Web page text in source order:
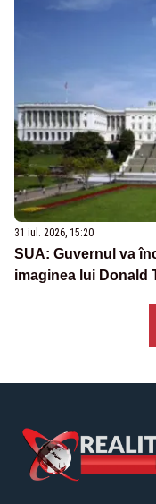
31 iul. 2026, 15:20
SUA: Guvernul va
imaginea lui Donald